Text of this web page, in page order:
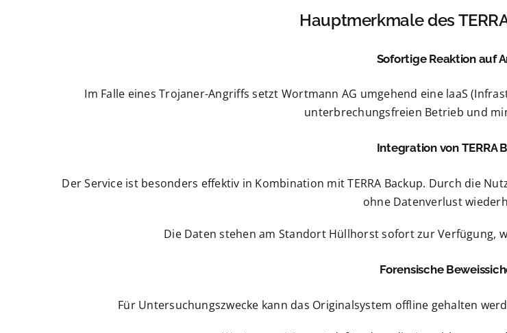
Hauptmerkmale des
Sofortige Reaktion auf
Im Falle eines Trojaner-Angriffs setzt Wortmann AG umgehend eine laaS
unterbrechungsfreien Betrieb und
Integration von TERRA
Der Service ist besonders effektiv in Kombination mit TERRA Backup. Durch die
ohne Datenverlust
Die Daten stehen am Standort Hüllhorst sofort zur Verfügung,
Forensische
Für Untersuchungszwecke kann das Originalsystem offline gehalten